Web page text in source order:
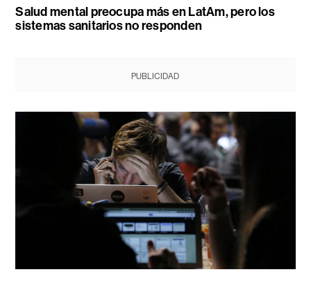
Salud mental preocupa más en LatAm, pero los
sistemas sanitarios no responden
PUBLICIDAD